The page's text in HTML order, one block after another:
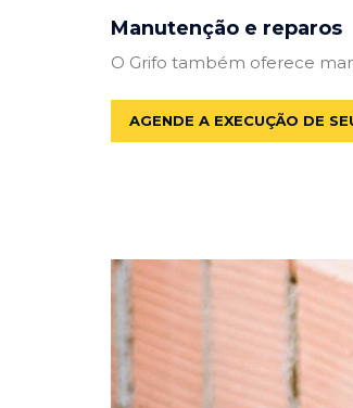
Manutenção e reparos
O Grifo também oferece
AGENDE A EXECUÇÃO DE